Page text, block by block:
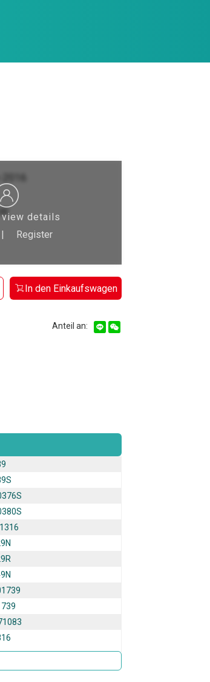
details
| Register
In den Einkaufswagen
Anteil an: